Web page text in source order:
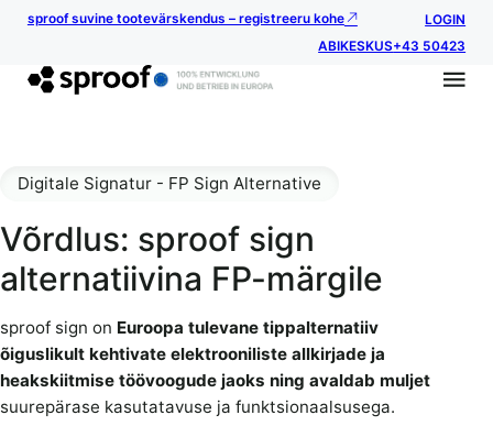
sproof suvine tootevärskendus – registreeru kohe
LOGIN
ABIKESKUS+43 50423
Võrdlus: sproof sign
alternatiivina FP-märgile
Digitale Signatur - FP Sign Alternative
sproof sign on Euroopa tulevane tippalternatiiv
õiguslikult kehtivate elektrooniliste allkirjade ja
heakskiitmise töövoogude jaoks ning avaldab muljet
suurepärase kasutatavuse ja funktsionaalsusega.